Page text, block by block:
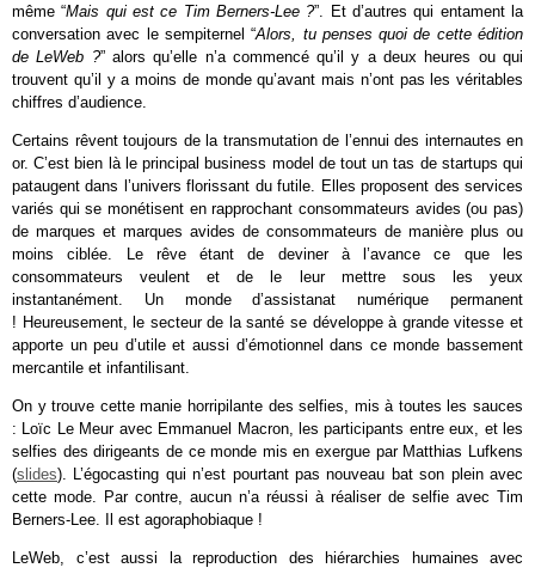
même “Mais qui est ce Tim Berners-Lee ?”. Et d’autres qui entament la
conversation avec le sempiternel “Alors, tu penses quoi de cette édition
de LeWeb ?” alors qu’elle n’a commencé qu’il y a deux heures ou qui
trouvent qu’il y a moins de monde qu’avant mais n’ont pas les véritables
chiffres d’audience.
Certains rêvent toujours de la transmutation de l’ennui des internautes en
or. C’est bien là le principal business model de tout un tas de startups qui
pataugent dans l’univers florissant du futile. Elles proposent des services
variés qui se monétisent en rapprochant consommateurs avides (ou pas)
de marques et marques avides de consommateurs de manière plus ou
moins ciblée. Le rêve étant de deviner à l’avance ce que les
consommateurs veulent et de le leur mettre sous les yeux
instantanément. Un monde d’assistanat numérique permanent
! Heureusement, le secteur de la santé se développe à grande vitesse et
apporte un peu d’utile et aussi d’émotionnel dans ce monde bassement
mercantile et infantilisant.
On y trouve cette manie horripilante des selfies, mis à toutes les sauces
: Loïc Le Meur avec Emmanuel Macron, les participants entre eux, et les
selfies des dirigeants de ce monde mis en exergue par Matthias Lufkens
(slides). L’égocasting qui n’est pourtant pas nouveau bat son plein avec
cette mode. Par contre, aucun n’a réussi à réaliser de selfie avec Tim
Berners-Lee. Il est agoraphobiaque !
LeWeb, c’est aussi la reproduction des hiérarchies humaines avec